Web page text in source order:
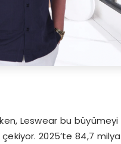
Leswear bu
2025’te 84,7